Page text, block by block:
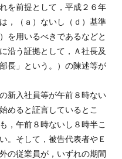
を前提として，平成２６年
，（ａ）ないし（ｄ）基準
を用いるべきであるなどと
沿う証拠として，Ａ社長及
長」という。）の陳述等が
新入社員等が午前８時ない
めると証言しているとこ
，午前８時ないし８時半こ
。そして，被告代表者やＥ
の従業員が，いずれの期間